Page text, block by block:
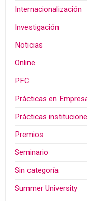
Internacionalización
Investigación
Noticias
Online
PFC
Prácticas en
Prácticas
Premios
Seminario
Sin categoría
Summer University